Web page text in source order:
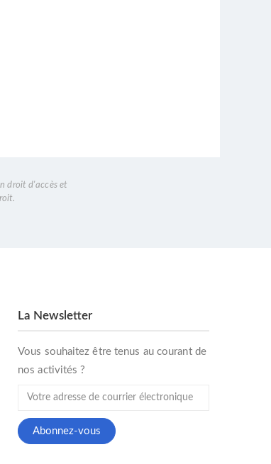
droit d'accès et
La Newsletter
Vous souhaitez être tenus au courant de
nos activités ?